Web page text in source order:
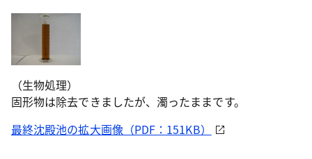
（生物処理）
固形物は除去できましたが、濁ったままです。
最終沈殿池の拡大画像（PDF：151KB）